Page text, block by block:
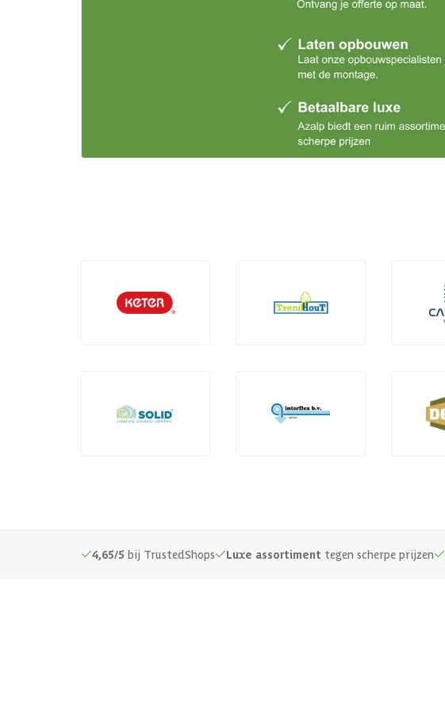
4,65/5 bij TrustedShops Luxe assortiment tegen scherpe prijzen